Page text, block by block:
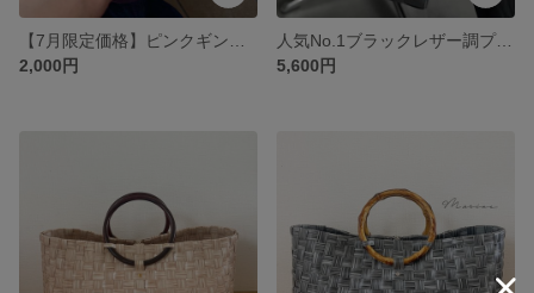
2,000円
人気No.1ブラックレザー調プラカゴバック
5,600円